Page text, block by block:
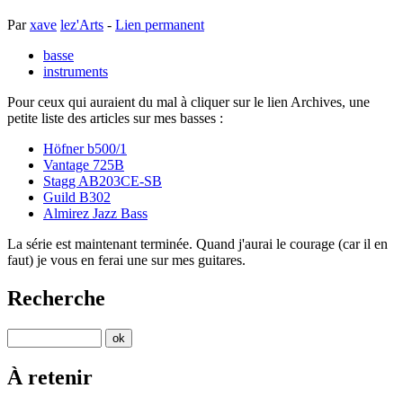
Parxave lez'Arts - Lien permanent
basse
instruments
Pour ceux qui auraient du mal à cliquer sur le lien Archives, une
petite liste des articles sur mes basses :
Höfner b500/1
Vantage 725B
Stagg AB203CE-SB
Guild B302
Almirez Jazz Bass
La série est maintenant terminée. Quand j'aurai le courage (car il en
faut) je vous en ferai une sur mes guitares.
Recherche
À retenir